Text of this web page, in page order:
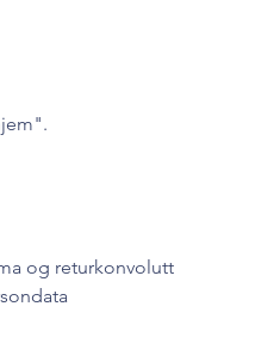
og returkonvolutt